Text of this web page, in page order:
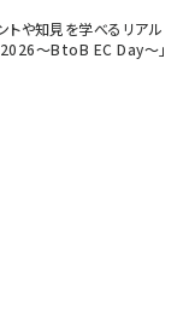
や知見を学べるリアル
～BtoB EC Day～」